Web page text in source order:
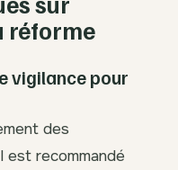
réforme
vigilance pour
des
est recommandé